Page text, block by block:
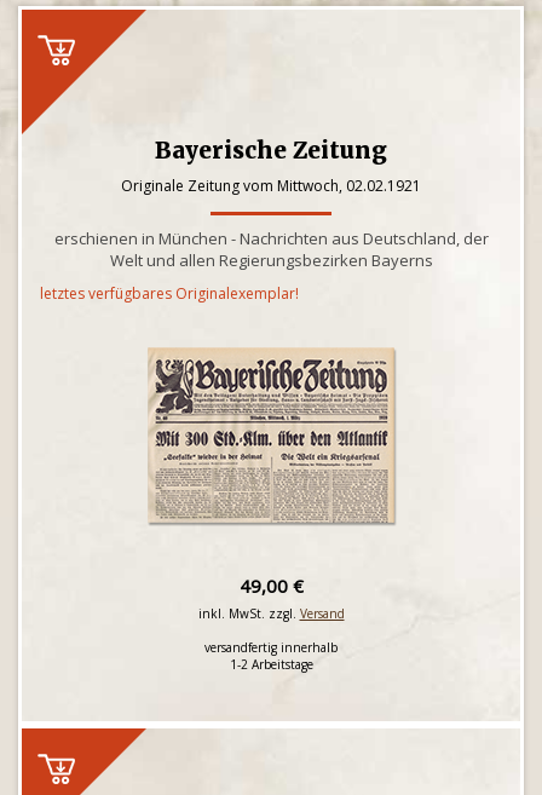
Bayerische Zeitung
Originale Zeitung vom Mittwoch, 02.02.1921
erschienen in München - Nachrichten aus Deutschland, der
Welt und allen Regierungsbezirken Bayerns
letztes verfügbares Originalexemplar!
49,00 €
inkl. MwSt. zzgl. Versand
versandfertig innerhalb
1-2 Arbeitstage